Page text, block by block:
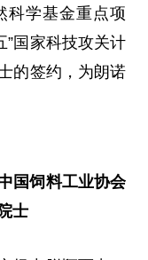
科学基金重点项
”国家科技攻关计
的签约，为朗诺
国饲料工业协会
士